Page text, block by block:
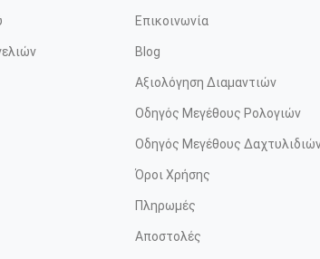
Επικοινωνία
Blog
Αξιολόγηση Διαμαντιών
Οδηγός Μεγέθους Ρολογιών
Οδηγός Μεγέθους
Όροι Χρήσης
Πληρωμές
Αποστολές